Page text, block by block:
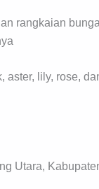
rangkaian
aster, lily, rose,
Utara,